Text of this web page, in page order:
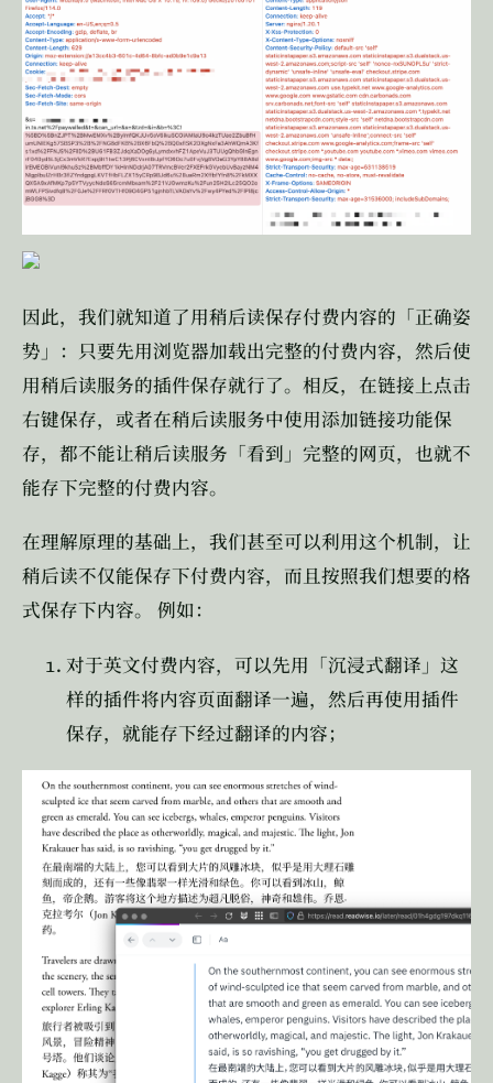
因此，我们就知道了用稍后读保存付费内容的「正确姿
势」：只要先用浏览器加载出完整的付费内容，然后使
用稍后读服务的插件保存就行了。相反，在链接上点击
右键保存，或者在稍后读服务中使用添加链接功能保
存，都不能让稍后读服务「看到」完整的网页，也就不
能存下完整的付费内容。
在理解原理的基础上，我们甚至可以利用这个机制，让
稍后读不仅能保存下付费内容，而且按照我们想要的格
式保存下内容。
例如：
对于英文付费内容，可以先用「沉浸式翻译」这
样的插件将内容页面翻译一遍，然后再使用插件
保存，就能存下经过翻译的内容；